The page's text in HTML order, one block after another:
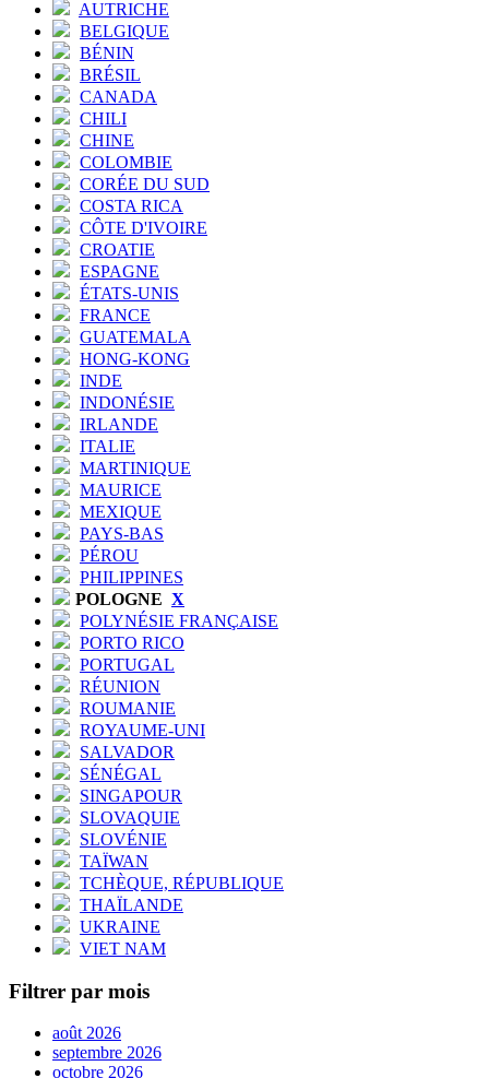
AUTRICHE
BELGIQUE
BÉNIN
BRÉSIL
CANADA
CHILI
CHINE
COLOMBIE
CORÉE DU SUD
COSTA RICA
CÔTE D'IVOIRE
CROATIE
ESPAGNE
ÉTATS-UNIS
FRANCE
GUATEMALA
HONG-KONG
INDE
INDONÉSIE
IRLANDE
ITALIE
MARTINIQUE
MAURICE
MEXIQUE
PAYS-BAS
PÉROU
PHILIPPINES
POLOGNE X
POLYNÉSIE FRANÇAISE
PORTO RICO
PORTUGAL
RÉUNION
ROUMANIE
ROYAUME-UNI
SALVADOR
SÉNÉGAL
SINGAPOUR
SLOVAQUIE
SLOVÉNIE
TAÏWAN
TCHÈQUE, RÉPUBLIQUE
THAÏLANDE
UKRAINE
VIET NAM
Filtrer par mois
août 2026
septembre 2026
octobre 2026